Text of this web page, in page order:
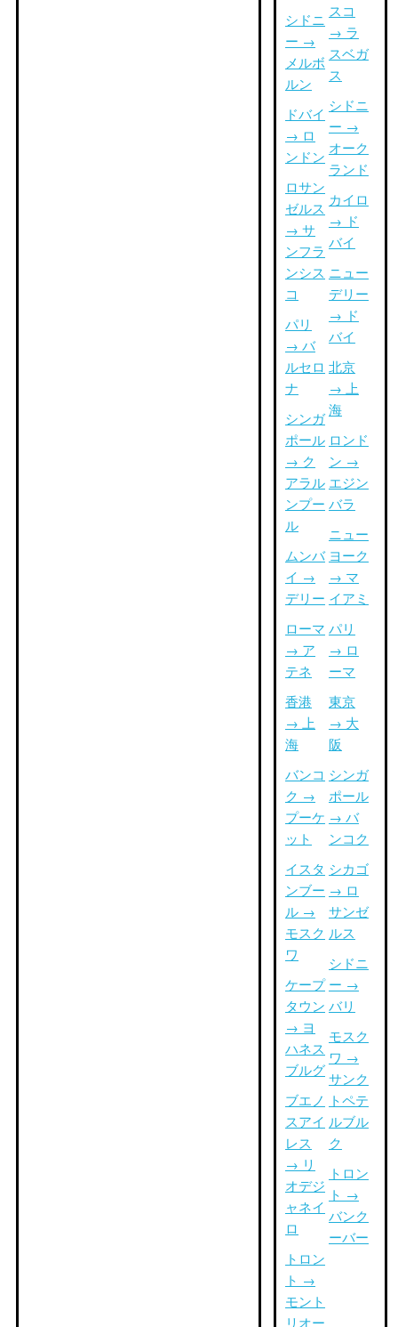
シドニ
ー →
メルボ
ルン
ドバイ
→ ロ
ンドン
ロサン
ゼルス
→ サ
ンフラ
ンシス
コ
パリ
→ バ
ルセロ
ナ
シンガ
ポール
→ ク
アラル
ンプー
ル
ムンバ
イ →
デリー
ローマ
→ ア
テネ
香港
→ 上
海
バンコ
ク →
プーケ
ット
イスタ
ンブー
ル →
モスク
ワ
ケープ
タウン
→ ヨ
ハネス
ブルグ
ブエノ
スアイ
レス
→ リ
オデジ
ャネイ
ロ
トロン
ト →
モント
リオー
スコ
→ ラ
スベガ
ス
シドニ
ー →
オーク
ランド
カイロ
→ ド
バイ
ニュー
デリー
→ ド
バイ
北京
→ 上
海
ロンド
ン →
エジン
バラ
ニュー
ヨーク
→ マ
イアミ
パリ
→ ロ
ーマ
東京
→ 大
阪
シンガ
ポール
→ バ
ンコク
シカゴ
→ ロ
サンゼ
ルス
シドニ
ー →
バリ
モスク
ワ →
サンク
トペテ
ルブル
ク
トロン
ト →
バンク
ーバー